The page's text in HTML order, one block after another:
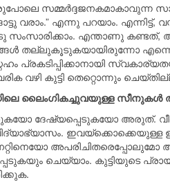
ഒരുപോലെ
എന്നു പറയാം. എന്നിട്ട്,
സംസാരിക്കാം. എന്താണു കണ്ടത്,
തല്ലുകൂടുകയായിരുന്നോ
പ്രകടിപ്പിക്കാനായി
വഴി കുട്ടി തെറ്റൊന്നും
ലൈംഗികച്ചുവയുള്ള സീനുകൾ
ദേഷ്യപ്പെടുകയോ അരുത്.
ഇവയ്ക്കൊക്കെയുള്ള
അപരിചിതരെപ്പോലുമോ
ചെയ്യാം. കുട്ടിയുടെ